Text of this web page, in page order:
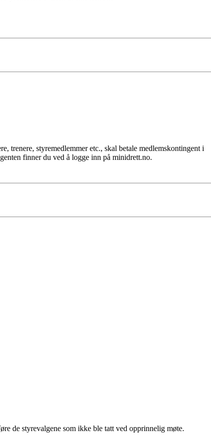
trenere, styremedlemmer etc., skal betale medlemskontingent i
finner du ved å logge inn på minidrett.no.
de styrevalgene som ikke ble tatt ved opprinnelig møte.